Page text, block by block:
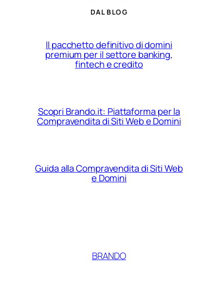
DAL BLOG
Il pacchetto definitivo di domini
premium per il settore banking,
fintech e credito
Scopri Brando.it: Piattaforma per la
Compravendita di Siti Web e Domini
Guida alla Compravendita di Siti Web
e Domini
BRANDO